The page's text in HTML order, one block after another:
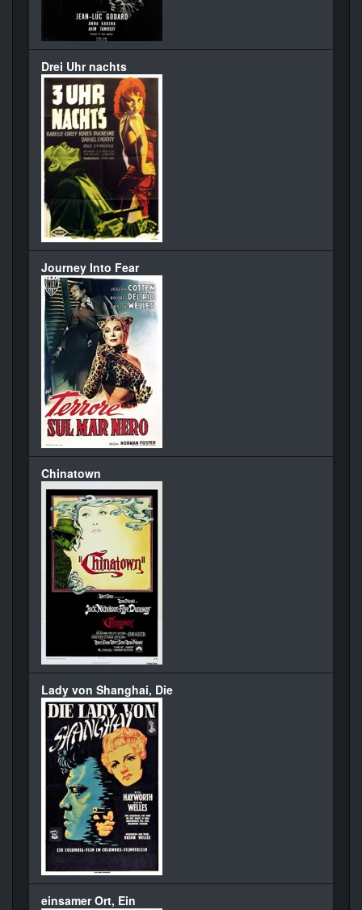
Drei Uhr nachts
Journey Into Fear
Chinatown
Lady von Shanghai, Die
einsamer Ort, Ein